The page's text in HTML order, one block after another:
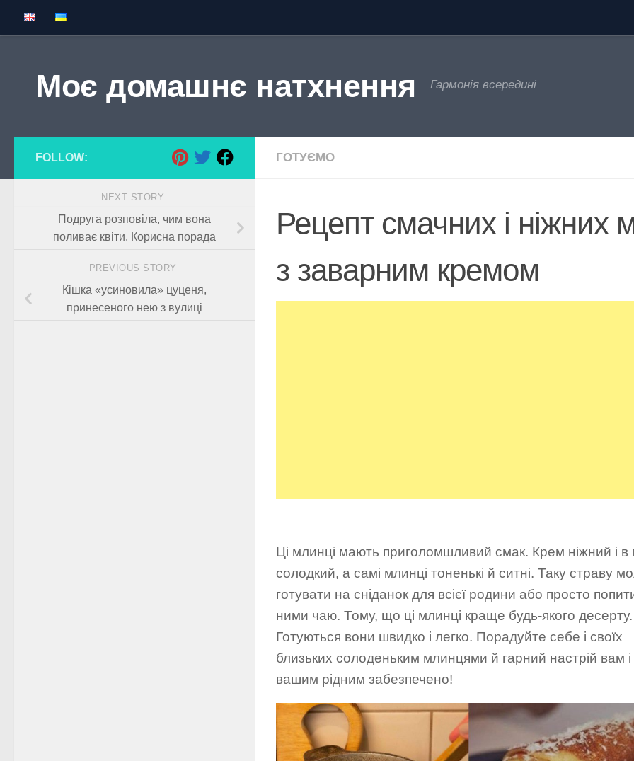
Skip to content
Моє домашнє натхнення Гармонія всередині
ГОТУЄМО
Рецепт смачних і ніжних
з заварним кремом
Ці млинці мають приголомшливий смак. Крем ніжний і в
солодкий, а самі млинці тоненькі й ситні. Таку страву
готувати на сніданок для всієї родини або просто
ними чаю. Тому, що ці млинці краще будь-якого десерту.
Готуються вони швидко і легко. Порадуйте себе і своїх
близьких солоденьким млинцями й гарний настрій вам і
вашим рідним забезпечено!
FOLLOW:
NEXT STORY
Подруга розповіла, чим вона
поливає квіти. Корисна порада
PREVIOUS STORY
Кішка «усиновила» цуценя,
принесеного нею з вулиці